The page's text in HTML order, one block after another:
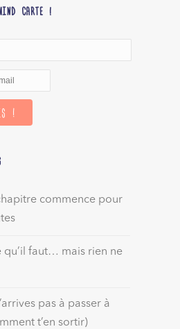
CARTE !
commence pour
qu’il faut… mais rien ne
pas à passer à
t’en sortir)